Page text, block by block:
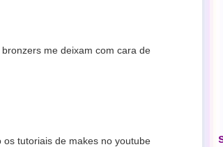
me deixam com cara de
tutoriais de makes no youtube